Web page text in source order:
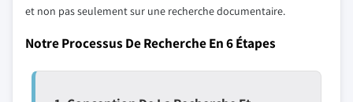
et non pas seulement sur une recherche documentaire.
Notre Processus De Recherche En 6 Étapes